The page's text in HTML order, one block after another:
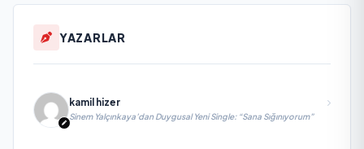
YAZARLAR
kamil hizer
Sinem Yalçınkaya’dan Duygusal Yeni Single: “Sana Sığınıyorum”